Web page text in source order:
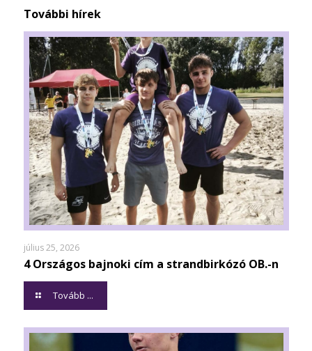
További hírek
július 25, 2026
4 Országos bajnoki cím a strandbirkózó OB.-n
Tovább ...